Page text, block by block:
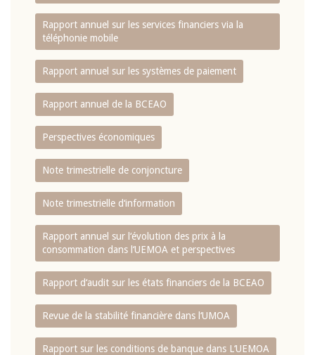
Rapport annuel sur les services financiers via la
téléphonie mobile
Rapport annuel sur les systèmes de paiement
Rapport annuel de la BCEAO
Perspectives économiques
Note trimestrielle de conjoncture
Note trimestrielle d‘information
Rapport annuel sur l‘évolution des prix à la
consommation dans l‘UEMOA et perspectives
Rapport d‘audit sur les états financiers de la BCEAO
Revue de la stabilité financière dans l‘UMOA
Rapport sur les conditions de banque dans L‘UEMOA